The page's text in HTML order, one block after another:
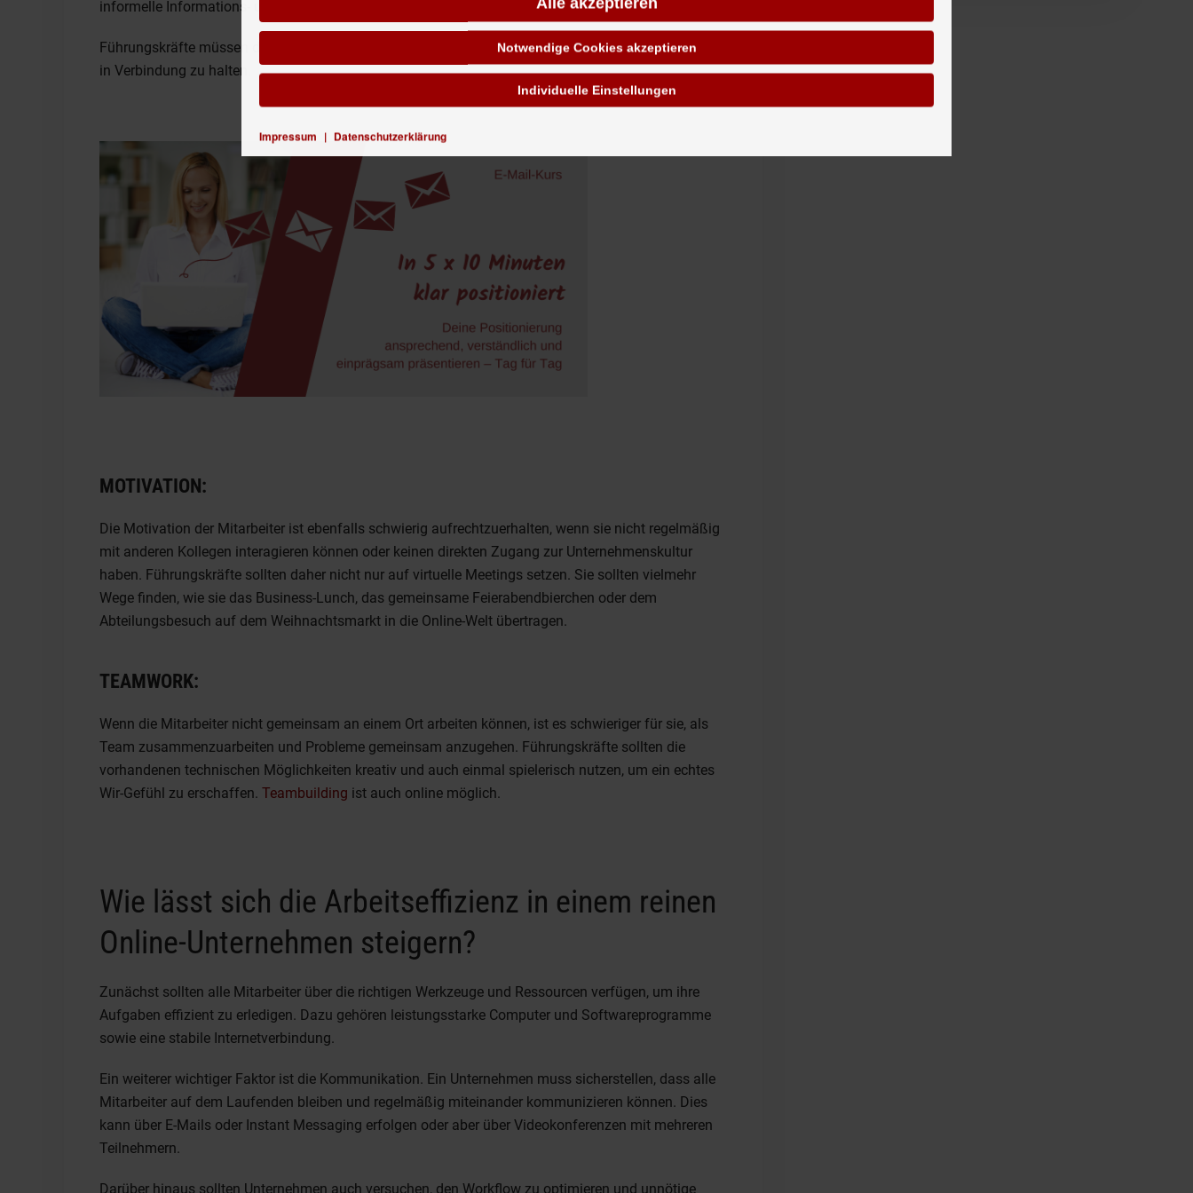
informelle Informations- und Ideenaustausch sowie das persönliche Kennenlernen in der Teeküche.
Führungskräfte müssen daher neue Wege finden, um ihre Teams über verschiedene digitale Kanäle
in Verbindung zu halten.
MOTIVATION:
Die Motivation der Mitarbeiter ist ebenfalls schwierig aufrechtzuerhalten, wenn sie nicht regelmäßig
mit anderen Kollegen interagieren können oder keinen direkten Zugang zur Unternehmenskultur
haben. Führungskräfte sollten daher nicht nur auf virtuelle Meetings setzen. Sie sollten vielmehr
Wege finden, wie sie das Business-Lunch, das gemeinsame Feierabendbierchen oder dem
Abteilungsbesuch auf dem Weihnachtsmarkt in die Online-Welt übertragen.
TEAMWORK:
Wenn die Mitarbeiter nicht gemeinsam an einem Ort arbeiten können, ist es schwieriger für sie, als
Team zusammenzuarbeiten und Probleme gemeinsam anzugehen. Führungskräfte sollten die
vorhandenen technischen Möglichkeiten kreativ und auch einmal spielerisch nutzen, um ein echtes
Wir-Gefühl zu erschaffen. Teambuilding ist auch online möglich.
Wie lässt sich die Arbeitseffizienz in einem reinen
Online-Unternehmen steigern?
Zunächst sollten alle Mitarbeiter über die richtigen Werkzeuge und Ressourcen verfügen, um ihre
Aufgaben effizient zu erledigen. Dazu gehören leistungsstarke Computer und Softwareprogramme
sowie eine stabile Internetverbindung.
Ein weiterer wichtiger Faktor ist die Kommunikation. Ein Unternehmen muss sicherstellen, dass alle
Mitarbeiter auf dem Laufenden bleiben und regelmäßig miteinander kommunizieren können. Dies
kann über E-Mails oder Instant Messaging erfolgen oder aber über Videokonferenzen mit mehreren
Teilnehmern.
Darüber hinaus sollten Unternehmen auch versuchen, den Workflow zu optimieren und unnötige
Notwendige Cookies akzeptieren
Impressum | Datenschutzerklärung
Individuelle Einstellungen